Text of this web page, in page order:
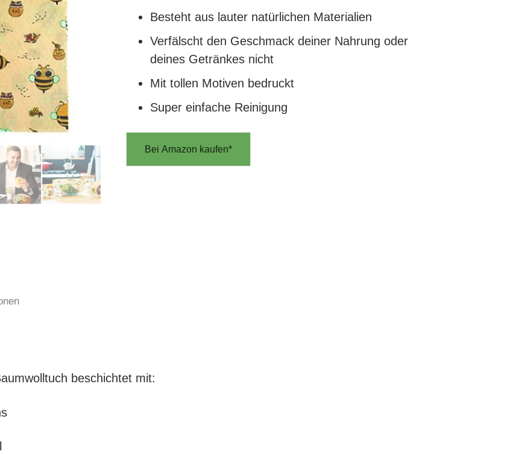
Besteht aus lauter natürlichen Materialien
Verfälscht den Geschmack deiner Nahrung oder
deines Getränkes nicht
Mit tollen Motiven bedruckt
Super einfache Reinigung
Bei Amazon kaufen*
beschichtet mit: